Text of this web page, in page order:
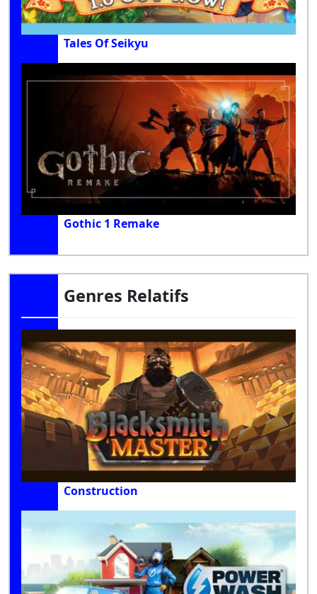
Tales Of Seikyu
Gothic 1 Remake
Genres Relatifs
Construction